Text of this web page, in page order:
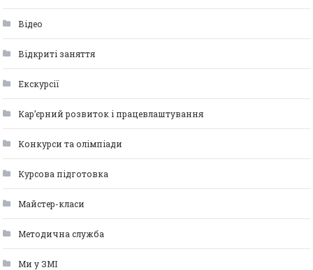
Відео
Відкриті заняття
Екскурсії
Кар’єрний розвиток і працевлаштування
Конкурси та олімпіади
Курсова підготовка
Майстер-класи
Методична служба
Ми у ЗМІ